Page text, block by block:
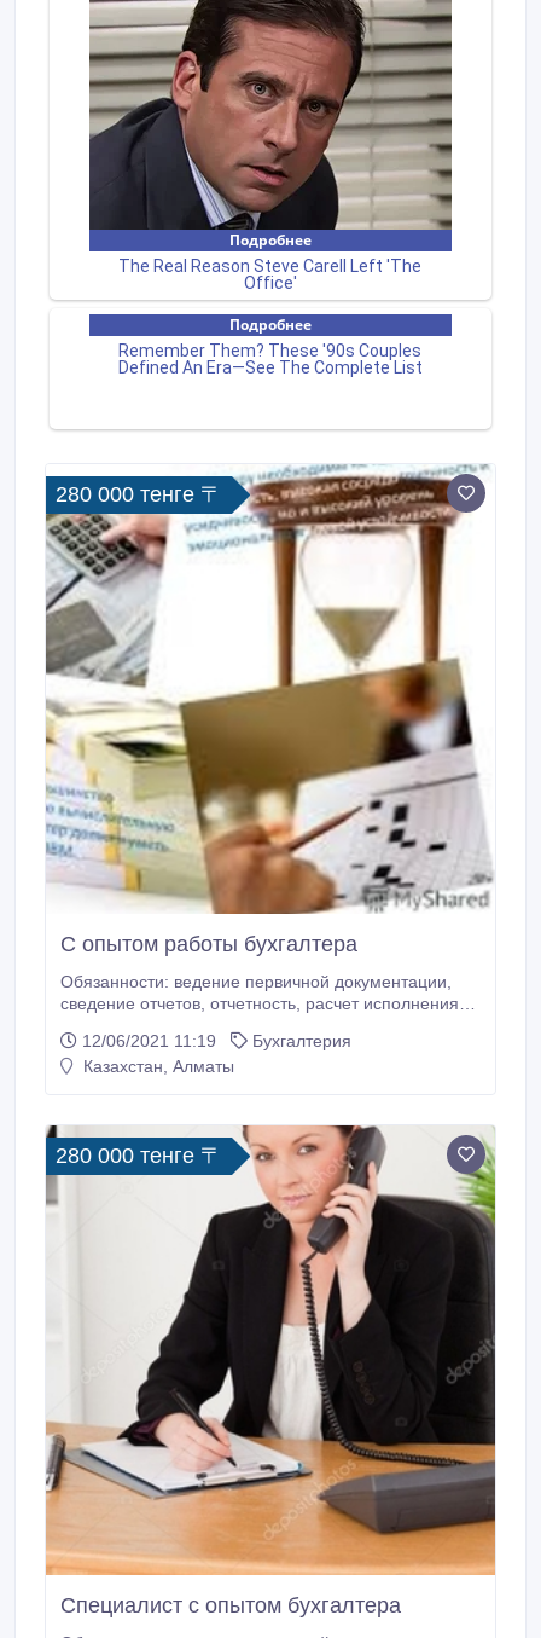
280 000 тенге 〒
С опытом работы бухгалтера
Обязанности: ведение первичной документации,
сведение отчетов, отчетность, расчет исполнения
работоспособность, ответственность,
исполнительность, обучаемость, желание
компании.
12/06/2021 11:19
Бухгалтерия
Казахстан, Алматы
280 000 тенге 〒
Специалист с опытом бухгалтера